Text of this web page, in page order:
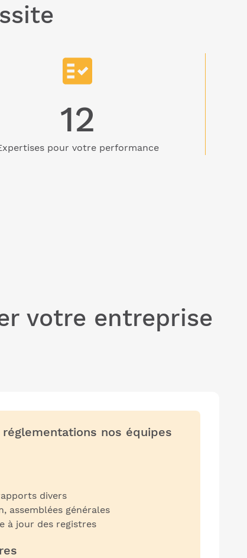
12
pour votre performance
votre entreprise
nos équipes
divers
assemblées générales
à jour des registres